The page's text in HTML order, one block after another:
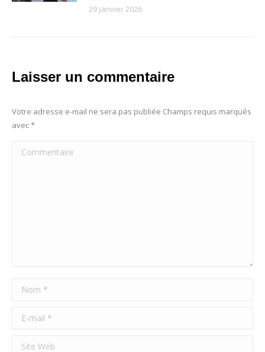
29 janvier 2026
Laisser un commentaire
Votre adresse e-mail ne sera pas publiée Champs requis marqués
avec*
Commentaire
Nom *
E-mail *
Site Web